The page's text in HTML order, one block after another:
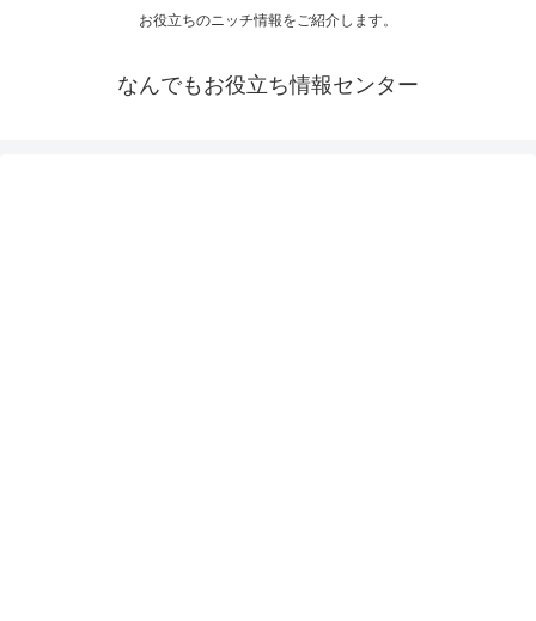
お役立ちのニッチ情報をご紹介します。
なんでもお役立ち情報センター